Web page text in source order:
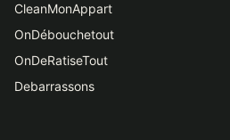
CleanMonAppart
OnDébouchetout
OnDeRatiseTout
Debarrassons